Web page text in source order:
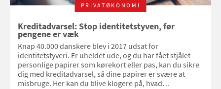
PRIVATØKONOMI
Kreditadvarsel: Stop identitetstyven, før
pengene er væk
Knap 40.000 danskere blev i 2017 udsat for
identitetstyveri. Er uheldet ude, og du har fået stjålet
personlige papirer som kørekort eller pas, kan du sikre
dig med kreditadvarsel, så dine papirer er svære at
misbruge. Her kan du blive klogere på, hvad